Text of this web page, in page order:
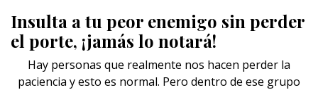
Insulta a tu peor enemigo sin perder
el porte, ¡jamás lo notará!
Hay personas que realmente nos hacen perder la
paciencia y esto es normal. Pero dentro de ese grupo